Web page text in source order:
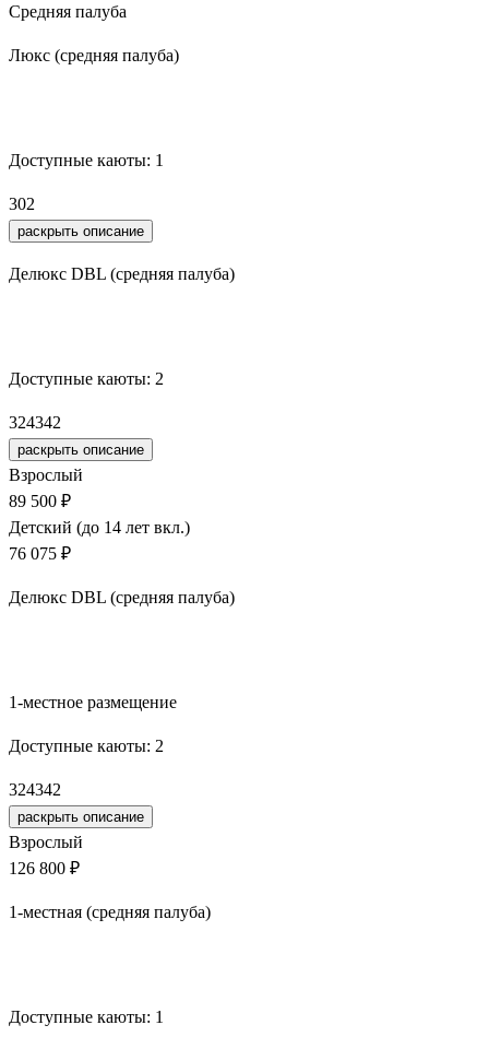
Средняя палуба
Люкс (средняя палуба)
Доступные каюты: 1
302
раскрыть описание
Делюкс DBL (средняя палуба)
Доступные каюты: 2
324342
раскрыть описание
Взрослый
89 500 ₽
Детский (до 14 лет вкл.)
76 075 ₽
Делюкс DBL (средняя палуба)
1-местное размещение
Доступные каюты: 2
324342
раскрыть описание
Взрослый
126 800 ₽
1-местная (средняя палуба)
Доступные каюты: 1